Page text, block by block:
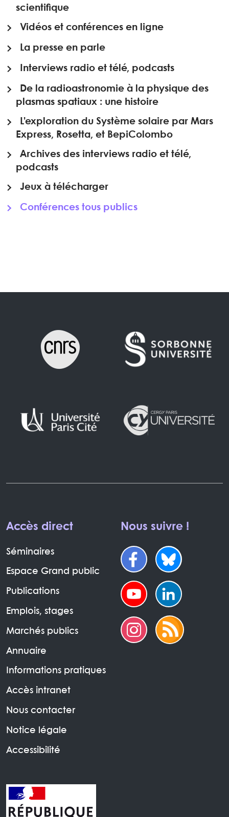
scientifique
Vidéos et conférences en ligne
La presse en parle
Interviews radio et télé, podcasts
De la radioastronomie à la physique des
plasmas spatiaux : une histoire
L’exploration du Système solaire par Mars
Express, Rosetta, et BepiColombo
Archives des interviews radio et télé,
podcasts
Jeux à télécharger
Conférences tous publics
Accès direct
Séminaires
Espace Grand public
Publications
Emplois, stages
Marchés publics
Annuaire
Informations pratiques
Accès intranet
Nous contacter
Notice légale
Accessibilité
Nous suivre !